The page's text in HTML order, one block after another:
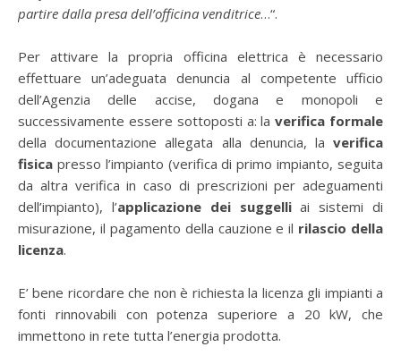
partire dalla presa dell’officina venditrice…“.
Per attivare la propria officina elettrica è necessario
effettuare un’adeguata denuncia al competente ufficio
dell’Agenzia delle accise, dogana e monopoli e
successivamente essere sottoposti a: laverifica formale
della documentazione allegata alla denuncia, la verifica
fisica presso l’impianto (verifica di primo impianto, seguita
da altra verifica in caso di prescrizioni per adeguamenti
dell’impianto), l’applicazione dei suggelliai sistemi di
misurazione, il pagamento della cauzione e il rilascio della
licenza.
E’ bene ricordare che non è richiesta la licenza gli impianti a
fonti rinnovabili con potenza superiore a 20 kW, che
immettono in rete tutta l’energia prodotta.